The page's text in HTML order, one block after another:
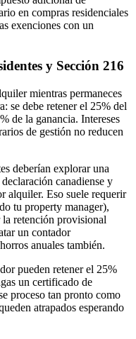
en compras residenciales
exenciones con un
y Sección 216
mientras permaneces
se debe retener el 25% del
de la ganancia. Intereses
de gestión no reducen
deberían explorar una
canadiense y
alquiler. Eso suele requerir
tu property manager),
retención provisional
un contador
anuales también.
pueden retener el 25%
un certificado de
proceso tan pronto como
atrapados esperando